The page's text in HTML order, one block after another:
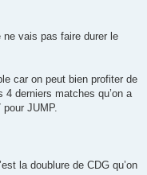
ne vais pas faire durer le
car on peut bien profiter de
derniers matches qu’on a
JUMP.
la doublure de CDG qu’on